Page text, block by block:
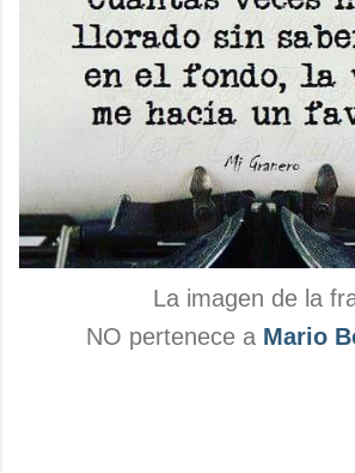
La imagen de la
NO pertenece a Mario